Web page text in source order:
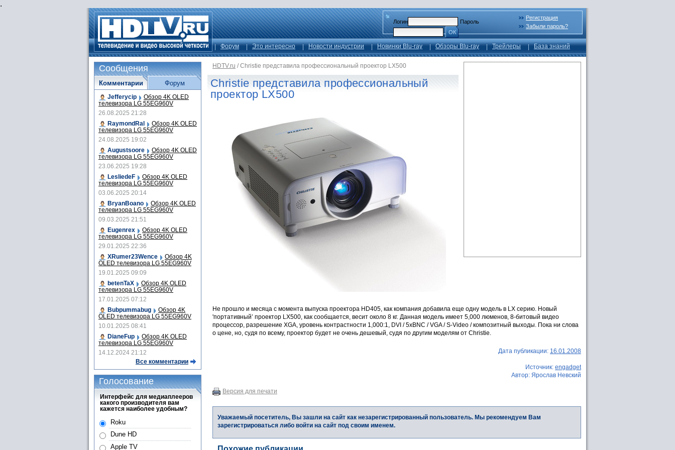
.
Логин
Пароль
ОК
Регистрация
Забыли пароль?
Форум Это интересно Новости индустрии Новинки Blu-ray Обзоры Blu-ray Трейлеры База знаний
HDTV.ru / Christie представила профессиональный проектор LX500
Christie представила профессиональный
проектор LX500
Не прошло и месяца с момента выпуска проектора HD405, как компания добавила еще одну модель в LX серию. Новый
'портативный’ проектор LX500, как сообщается, весит около 8 кг. Данная модель имеет 5,000 люменов, 8-битовый видео
процессор, разрешение XGA, уровень контрастности 1,000:1, DVI / 5xBNC / VGA / S-Video / композитный выходы. Пока ни слова
о цене, но, судя по всему, проектор будет не очень дешевый, судя по другим моделям от Christie.
Дата публикации: 16.01.2008
Источник: engadget
Автор: Ярослав Невский
Версия для печати
Уважаемый посетитель, Вы зашли на сайт как незарегистрированный пользователь. Мы рекомендуем Вам
зарегистрироваться либо войти на сайт под своим именем.
Сообщения
Комментарии
Jefferycip Обзор 4K OLED
телевизора LG 55EG960V
26.08.2025 21:28
RaymondRal
Обзор 4K OLED
телевизора LG 55EG960V
24.08.2025 19:02
Augustsoore
Обзор 4K OLED
телевизора LG 55EG960V
23.06.2025 19:28
LesliedeF
Обзор 4K OLED
телевизора LG 55EG960V
03.06.2025 20:14
BryanBoano
Обзор 4K OLED
телевизора LG 55EG960V
09.03.2025 21:51
Eugenrex
Обзор 4K OLED
телевизора LG 55EG960V
29.01.2025 22:36
XRumer23Wence
Обзор 4K
OLED телевизора LG 55EG960V
19.01.2025 09:09
betenTaX
Обзор 4K OLED
телевизора LG 55EG960V
17.01.2025 07:12
Bubpummabug
Обзор 4K
OLED телевизора LG 55EG960V
10.01.2025 08:41
DianeFup
Обзор 4K OLED
телевизора LG 55EG960V
14.12.2024 21:12
Все комментарии
Форум
Голосование
Интерфейс для медиаплееров
какого производителя вам
кажется наиболее удобным?
Roku
Dune HD
Apple TV